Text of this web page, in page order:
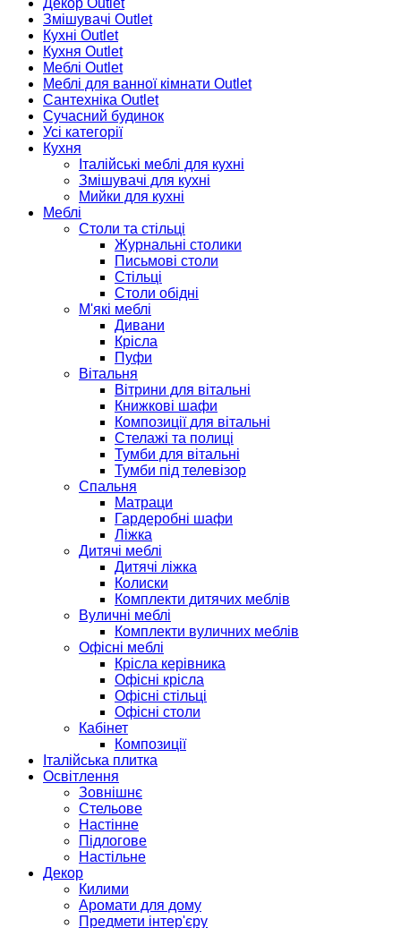
Декор Outlet
Змішувачі Outlet
Кухні Outlet
Кухня Outlet
Меблі Outlet
Меблі для ванної кімнати Outlet
Сантехніка Outlet
Сучасний будинок
Усі категорії
Кухня
Італійські меблі для кухні
Змішувачі для кухні
Мийки для кухні
Меблі
Столи та стільці
Журнальні столики
Письмові столи
Стільці
Столи обідні
М'які меблі
Дивани
Крісла
Пуфи
Вітальня
Вітрини для вітальні
Книжкові шафи
Композиції для вітальні
Стелажі та полиці
Тумби для вітальні
Тумби під телевізор
Спальня
Матраци
Гардеробні шафи
Ліжка
Дитячі меблі
Дитячі ліжка
Колиски
Комплекти дитячих меблів
Вуличні меблі
Комплекти вуличних меблів
Офісні меблі
Крісла керівника
Офісні крісла
Офісні стільці
Офісні столи
Кабінет
Композиції
Італійська плитка
Освітлення
Зовнішнє
Стельове
Настінне
Підлогове
Настільне
Декор
Килими
Аромати для дому
Предмети інтер'єру